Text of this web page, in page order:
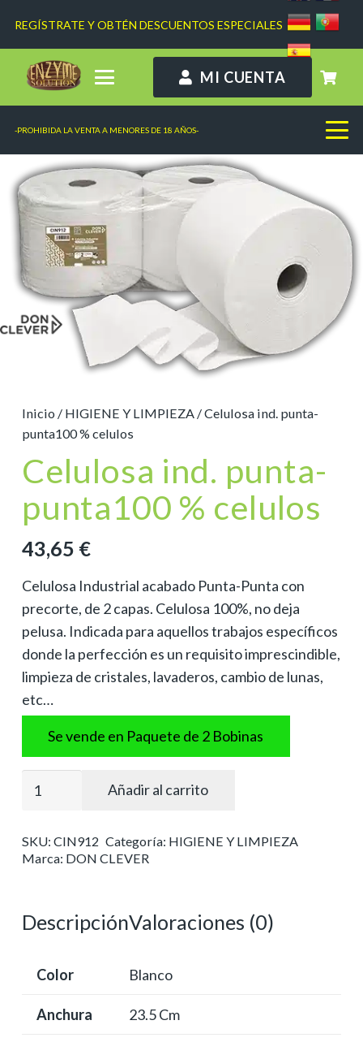
REGÍSTRATE Y OBTÉN DESCUENTOS ESPECIALES
MI CUENTA
-PROHIBIDA LA VENTA A MENORES DE 18 AÑOS-
Inicio / HIGIENE Y LIMPIEZA / Celulosa ind. punta-
punta100 % celulos
Celulosa ind. punta-
punta100 % celulos
43,65 €
Celulosa Industrial acabado Punta-Punta con
precorte, de 2 capas. Celulosa 100%, no deja
pelusa. Indicada para aquellos trabajos específicos
donde la perfección es un requisito imprescindible,
limpieza de cristales, lavaderos, cambio de lunas,
etc…
Se vende en Paquete de 2 Bobinas
punta100
cantidad
Añadir al carrito
SKU: CIN912 Categoría: HIGIENE Y LIMPIEZA
Marca: DON CLEVER
DescripciónValoraciones (0)
Color Blanco
Anchura 23.5 Cm